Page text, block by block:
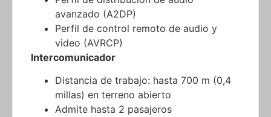
avanzado (A2DP)
Perfil de control remoto de audio y
video (AVRCP)
Intercomunicador
Distancia de trabajo: hasta 700 m (0,4
millas) en terreno abierto
Admite hasta 2 pasajeros